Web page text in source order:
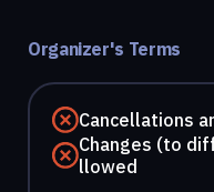
Organizer's Terms
Cancellations
Changes (to
llowed